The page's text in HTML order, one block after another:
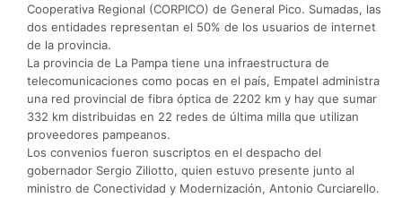
Cooperativa Regional (CORPICO) de General Pico. Sumadas, las
dos entidades representan el 50% de los usuarios de internet
de la provincia.
La provincia de La Pampa tiene una infraestructura de
telecomunicaciones como pocas en el país, Empatel administra
una red provincial de fibra óptica de 2202 km y hay que sumar
332 km distribuidas en 22 redes de última milla que utilizan
proveedores pampeanos.
Los convenios fueron suscriptos en el despacho del
gobernador Sergio Ziliotto, quien estuvo presente junto al
ministro de Conectividad y Modernización, Antonio Curciarello.